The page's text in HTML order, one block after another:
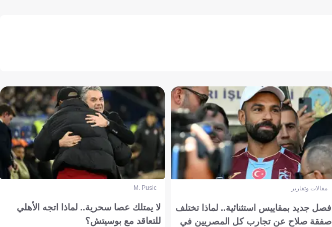
مقالات وتقارير
فصل جديد بمقاييس استثنائية.. لماذا تختلف
صفقة صلاح عن تجارب كل المصريين في
M. Pusic
لا يمتلك عصا سحرية.. لماذا اتجه الأهلي
للتعاقد مع بوسيتش؟